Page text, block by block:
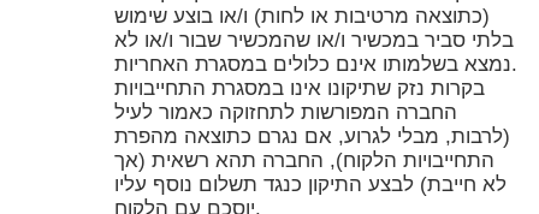
(כתוצאה מרטיבות או לחות) ו/או בוצע שימוש
בלתי סביר במכשיר ו/או שהמכשיר שבור ו/או לא
נמצא בשלמותו אינם כלולים במסגרת האחריות.
בקרות נזק שתיקונו אינו במסגרת התחייבויות
החברה המפורשות לתחזוקה כאמור לעיל
(לרבות, מבלי לגרוע, אם נגרם כתוצאה מהפרת
התחייבויות הלקוח), החברה תהא רשאית (אך
לא חייבת) לבצע התיקון כנגד תשלום נוסף עליו
יוסכם עם הלקוח.